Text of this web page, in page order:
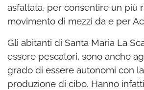
asfaltata, per consentire un più
movimento di mezzi da e per
Gli abitanti di Santa Maria La
essere pescatori, sono anche
grado di essere autonomi con
produzione di cibo. Hanno